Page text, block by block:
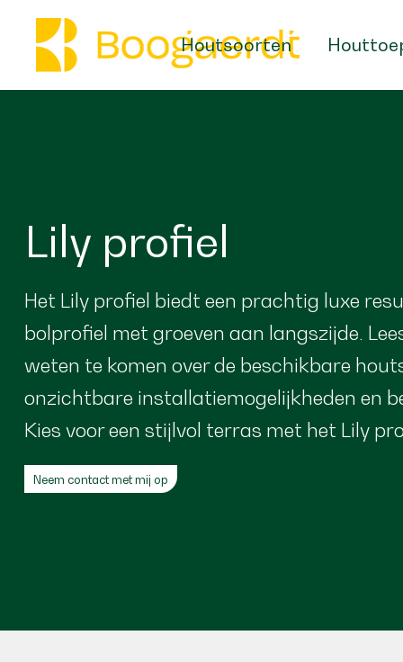
Houtsoorten
Lily profiel
Het Lily profiel biedt een prachtig luxe
bolprofiel met groeven aan langszijde.
weten te komen over de beschikbare
onzichtbare installatiemogelijkheden en
Kies voor een stijlvol terras met het Lily
Neem contact met mij op